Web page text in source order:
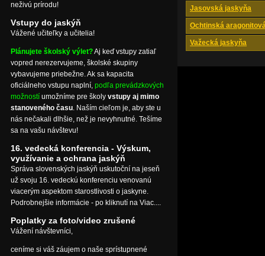
Jasovská jaskyňa
Ochtinská
Važecká jaskyňa
neživú prírodu!
Vstupy do jaskýň
Vážené učiteľky a učitelia!
Plánujete školský výlet?Aj keď vstupy zatiaľ
vopred nerezervujeme, školské skupiny
vybavujeme priebežne. Ak sa kapacita
oficiálneho vstupu naplní, podľa prevádzkových
možností umožníme pre školy vstupy aj mimo
stanoveného času. Naším cieľom je, aby ste u
nás nečakali dlhšie, než je nevyhnutné. Tešíme
sa na vašu návštevu!
16. vedecká konferencia - Výskum,
využívanie a ochrana jaskýň
Správa slovenských jaskýň uskutoční na jeseň
už svoju 16. vedeckú konferenciu venovanú
viacerým aspektom starostlivosti o jaskyne.
Podrobnejšie informácie - po kliknutí na Viac....
Poplatky za foto/video zrušené
Vážení návštevníci,
ceníme si váš záujem o naše sprístupnené